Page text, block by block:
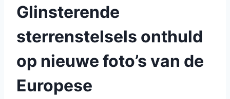
Glinsterende
sterrenstelsels onthuld
op nieuwe foto’s van de
Europese